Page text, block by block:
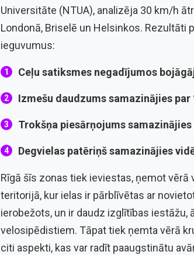
Universitāte (NTUA), analizēja 30 km/h
Londonā, Briselē un Helsinkos. Rezultāti
ieguvumus:
Ceļu satiksmes negadījumos
Izmešu daudzums samazinājies par
Trokšņa piesārņojums samazinājies
Degvielas patēriņš samazinājies
Rīgā šīs zonas tiek ieviestas, ņemot
teritorijā, kur ielas ir pārblīvētas ar
ierobežots, un ir daudz izglītības
velosipēdistiem. Tāpat tiek ņemta vērā
citi aspekti, kas var radīt paaugstinātu